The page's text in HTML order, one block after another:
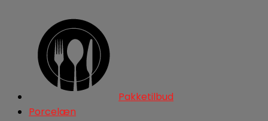
Pakketilbud
Porcelæn